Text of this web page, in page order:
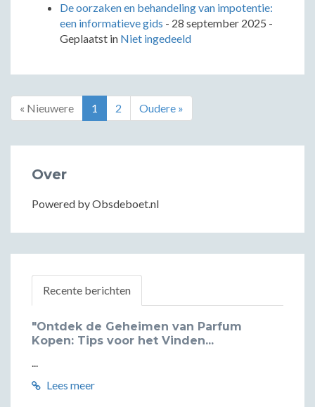
De oorzaken en behandeling van impotentie:
een informatieve gids - 28 september 2025 -
Geplaatst in Niet ingedeeld
« Nieuwere 1 2 Oudere »
Over
Powered by Obsdeboet.nl
Recente berichten
"Ontdek de Geheimen van Parfum
Kopen: Tips voor het Vinden...
...
Lees meer